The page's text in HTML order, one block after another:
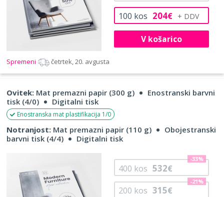
100 kos 204€
V košarico
Spremeni četrtek, 20. avgusta
Ovitek: Mat premazni papir (300 g)
Enostranski barvni
tisk (4/0)
Digitalni tisk
Enostranska mat plastifikacija 1/0
Notranjost: Mat premazni papir (110 g)
Obojestranski
barvni tisk (4/4)
Digitalni tisk
200 kos 315€
-21%
400 kos 532€
-33%